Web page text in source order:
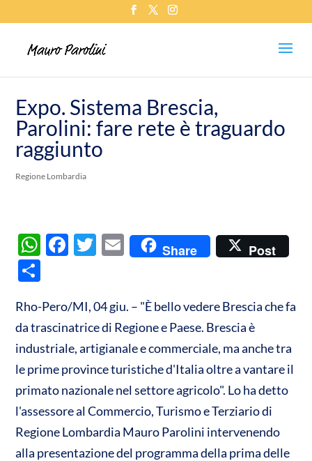
Expo. Sistema Brescia,
Parolini: fare rete è traguardo
raggiunto
Regione Lombardia
W
s
A
p
p
F
b
o
o
k
T
er
E
Share Post
n
di
vi
di
Rho-Pero/MI, 04 giu. – "È bello vedere Brescia che fa
da trascinatrice di Regione e Paese. Brescia è
industriale, artigianale e commerciale, ma anche tra
le prime province turistiche d'Italia oltre a vantare il
primato nazionale nel settore agricolo". Lo ha detto
l'assessore al Commercio, Turismo e Terziario di
Regione Lombardia Mauro Parolini intervenendo
alla presentazione del programma della prima delle